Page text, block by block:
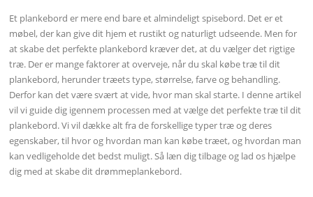
Et plankebord er mere end bare et almindeligt spisebord. Det er et
møbel, der kan give dit hjem et rustikt og naturligt udseende. Men for
at skabe det perfekte plankebord kræver det, at du vælger det rigtige
træ. Der er mange faktorer at overveje, når du skal købe træ til dit
plankebord, herunder træets type, størrelse, farve og behandling.
Derfor kan det være svært at vide, hvor man skal starte. I denne artikel
vil vi guide dig igennem processen med at vælge det perfekte træ til dit
plankebord. Vi vil dække alt fra de forskellige typer træ og deres
egenskaber, til hvor og hvordan man kan købe træet, og hvordan man
kan vedligeholde det bedst muligt. Så læn dig tilbage og lad os hjælpe
dig med at skabe dit drømmeplankebord.